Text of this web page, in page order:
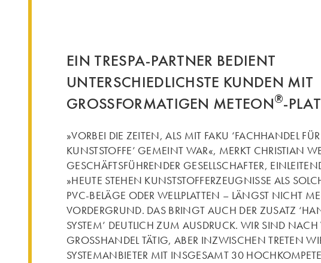
EIN TRESPA-PARTNER BEDIENT
UNTERSCHIEDLICHSTE KUNDEN MIT
GROSSFORMATIGEN METEON®-
»VORBEI DIE ZEITEN, ALS MIT FAKU ‘FACHHANDEL FÜR
KUNSTSTOFFE’ GEMEINT WAR«, MERKT CHRISTIAN
GESCHÄFTSFÜHRENDER GESELLSCHAFTER,
»HEUTE STEHEN KUNSTSTOFFERZEUGNISSE ALS
PVC-BELÄGE ODER WELLPLATTEN – LÄNGST NICHT
VORDERGRUND. DAS BRINGT AUCH DER ZUSATZ
SYSTEM’ DEUTLICH ZUM AUSDRUCK. WIR SIND
GROSSHANDEL TÄTIG, ABER INZWISCHEN TRETEN
SYSTEMANBIETER MIT INSGESAMT 30